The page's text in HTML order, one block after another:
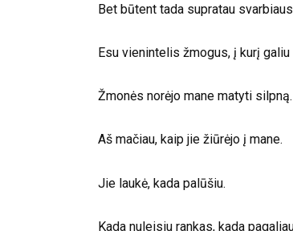
Bet būtent tada supratau
Esu vienintelis žmogus, į kurį
Žmonės norėjo mane matyti
Aš mačiau, kaip jie žiūrėjo į mane.
Jie laukė, kada palūšiu.
Kada nuleisiu rankas, kada